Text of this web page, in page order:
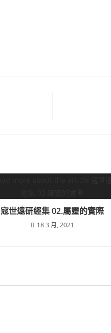
寇世遠研經集 02.屬靈的實際
18 3 月, 2021